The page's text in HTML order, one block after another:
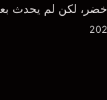
لكن لم يحدث
الإطار اليومي أو